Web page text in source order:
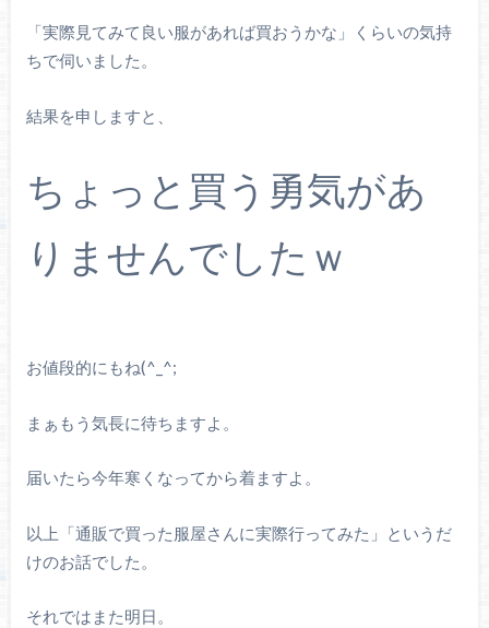
「実際見てみて良い服があれば買おうかな」くらいの気持
ちで伺いました。
結果を申しますと、
ちょっと買う勇気があ
りませんでしたｗ
お値段的にもね(^_^;
まぁもう気長に待ちますよ。
届いたら今年寒くなってから着ますよ。
以上「通販で買った服屋さんに実際行ってみた」というだ
けのお話でした。
それではまた明日。